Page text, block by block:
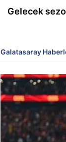
Gelecek
Galatasaray